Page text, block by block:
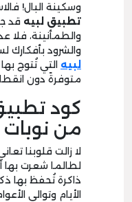
وسكينة البال!
تطبيق لبيه قد
والطمأنينة، فلا
والشرود بأفكارك
لبيه التي تُتوج
متوفرةً دون
كود
من نوبات
لا زالت قلوبنا
لطالما شعرت بها
ذاكرة تُحفظ بها
الأيام وتوالي